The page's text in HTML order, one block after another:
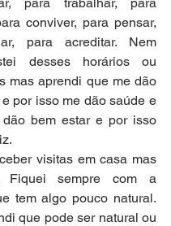
conviver, para pensar,
para acreditar. Nem
desses horários ou
mas aprendi que me dão
por isso me dão saúde e
bem estar e por isso
visitas em casa mas
Fiquei sempre com a
tem algo pouco natural.
que pode ser natural ou